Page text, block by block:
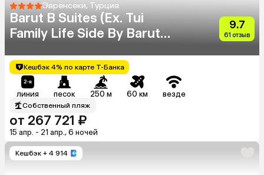
Эвренсеки, Турция
Barut B Suites (Ex. Tui
Family Life Side By Barut
9.7
61 отзыв
Кешбэк 4% по карте Т-Банка
линия песок 250 м 60 км везде
Собственный пляж
от 267 721 ₽
15 апр. - 21 апр., 6 ночей
Кешбэк + 4 914